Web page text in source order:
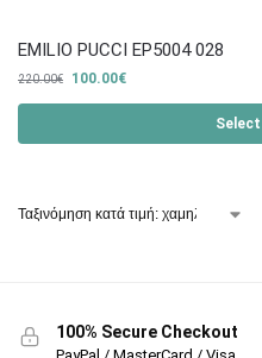
EMILIO PUCCI EP5004 028
220.00€ 100.00€
100% Secure Checkout